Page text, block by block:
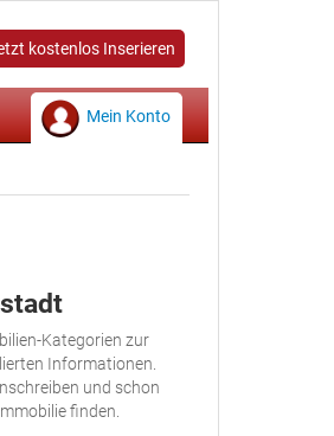
kostenlos Inserieren
Mein Konto
Kategorien zur
Informationen.
und schon
finden.